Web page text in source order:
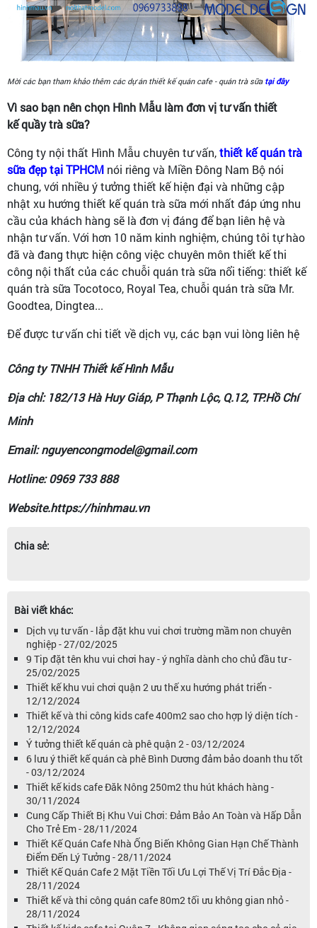
Mời các bạn tham khảo thêm các dự án thiết kế quán cafe - quán trà sữa tại đây
Vì sao bạn nên chọn Hình Mẫu làm đơn vị tư vấn thiết
kế quầy trà sữa?
Công ty nội thất Hình Mẫu chuyên tư vấn,thiết kế quán trà
sữa đẹp tại TPHCM nói riêng và Miền Đông Nam Bộ nói
chung, với nhiều ý tưởng thiết kế hiện đại và những cập
nhật xu hướng thiết kế quán trà sữa mới nhất đáp ứng nhu
cầu của khách hàng sẽ là đơn vị đáng để bạn liên hệ và
nhận tư vấn. Với hơn 10 năm kinh nghiệm, chúng tôi tự hào
đã và đang thực hiện công việc chuyên môn thiết kế thi
công nội thất của các chuỗi quán trà sữa nổi tiếng: thiết kế
quán trà sữa Tocotoco, Royal Tea, chuỗi quán trà sữa Mr.
Goodtea, Dingtea...
Để được tư vấn chi tiết về dịch vụ, các bạn vui lòng liên hệ
Công ty TNHH Thiết kế Hình Mẫu
Địa chỉ: 182/13 Hà Huy Giáp, P Thạnh Lộc, Q.12, TP.Hồ Chí
Minh
Email: nguyencongmodel@gmail.com
Hotline: 0969 733 888
Website.https://hinhmau.vn
Chia sẻ:
Bài viết khác:
Dịch vụ tư vấn - lắp đặt khu vui chơi trường mầm non chuyên
nghiệp - 27/02/2025
9 Tip đặt tên khu vui chơi hay - ý nghĩa dành cho chủ đầu tư -
25/02/2025
Thiết kế khu vui chơi quận 2 ưu thế xu hướng phát triển -
12/12/2024
Thiết kế và thi công kids cafe 400m2 sao cho hợp lý diện tích -
12/12/2024
Ý tưởng thiết kế quán cà phê quận 2 - 03/12/2024
6 lưu ý thiết kế quán cà phê Bình Dương đảm bảo doanh thu tốt
- 03/12/2024
Thiết kế kids cafe Đăk Nông 250m2 thu hút khách hàng -
30/11/2024
Cung Cấp Thiết Bị Khu Vui Chơi: Đảm Bảo An Toàn và Hấp Dẫn
Cho Trẻ Em - 28/11/2024
Thiết Kế Quán Cafe Nhà Ống Biến Không Gian Hạn Chế Thành
Điểm Đến Lý Tưởng - 28/11/2024
Thiết Kế Quán Cafe 2 Mặt Tiền Tối Ưu Lợi Thế Vị Trí Đắc Địa -
28/11/2024
Thiết kế và thi công quán cafe 80m2 tối ưu không gian nhỏ -
28/11/2024